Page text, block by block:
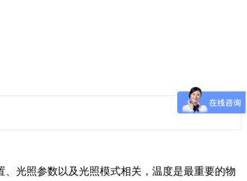
光照参数以及光照模式相关，温度是最重要的物